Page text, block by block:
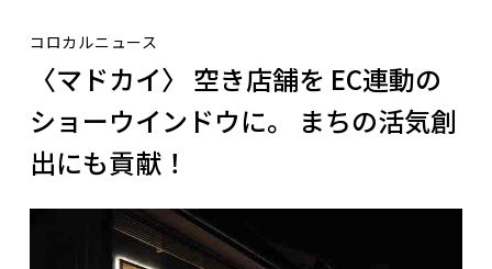
コロカルニュース
〈マドカイ〉 空き店舗を EC連動の
ショーウインドウに。 まちの活気創
出にも貢献！